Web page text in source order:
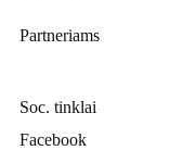
Partneriams
Soc. tinklai
Facebook